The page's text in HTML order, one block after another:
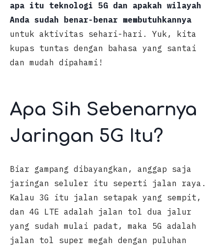
apa itu teknologi 5G dan apakah wilayah
Anda sudah benar-benar membutuhkannya
untuk aktivitas sehari-hari. Yuk, kita
kupas tuntas dengan bahasa yang santai
dan mudah dipahami!
Apa Sih Sebenarnya
Jaringan 5G Itu?
Biar gampang dibayangkan, anggap saja
jaringan seluler itu seperti jalan raya.
Kalau 3G itu jalan setapak yang sempit,
dan 4G LTE adalah jalan tol dua jalur
yang sudah mulai padat, maka 5G adalah
jalan tol super megah dengan puluhan